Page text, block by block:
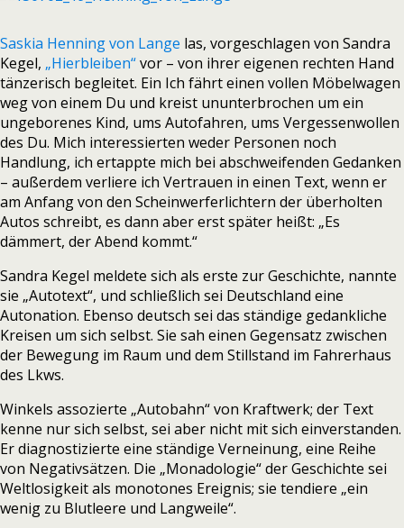
Saskia Henning von Lange las, vorgeschlagen von Sandra
Kegel, „Hierbleiben“vor – von ihrer eigenen rechten Hand
tänzerisch begleitet. Ein Ich fährt einen vollen Möbelwagen
weg von einem Du und kreist ununterbrochen um ein
ungeborenes Kind, ums Autofahren, ums Vergessenwollen
des Du. Mich interessierten weder Personen noch
Handlung, ich ertappte mich bei abschweifenden Gedanken
– außerdem verliere ich Vertrauen in einen Text, wenn er
am Anfang von den Scheinwerferlichtern der überholten
Autos schreibt, es dann aber erst später heißt: „Es
dämmert, der Abend kommt.“
Sandra Kegel meldete sich als erste zur Geschichte, nannte
sie „Autotext“, und schließlich sei Deutschland eine
Autonation. Ebenso deutsch sei das ständige gedankliche
Kreisen um sich selbst. Sie sah einen Gegensatz zwischen
der Bewegung im Raum und dem Stillstand im Fahrerhaus
des Lkws.
Winkels assozierte „Autobahn“ von Kraftwerk; der Text
kenne nur sich selbst, sei aber nicht mit sich einverstanden.
Er diagnostizierte eine ständige Verneinung, eine Reihe
von Negativsätzen. Die „Monadologie“ der Geschichte sei
Weltlosigkeit als monotones Ereignis; sie tendiere „ein
wenig zu Blutleere und Langweile“.